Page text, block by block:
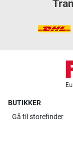
BUTIKKER
Gå til storefinder